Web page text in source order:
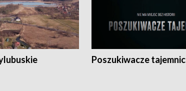
Poszukiwacze tajemnic